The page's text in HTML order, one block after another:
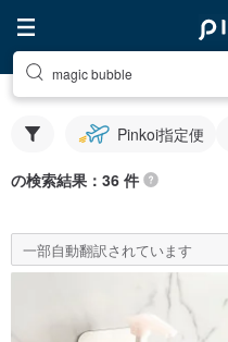
magic bubble
Pinkoi指定便
の検索結果：36 件
一部自動翻訳されています